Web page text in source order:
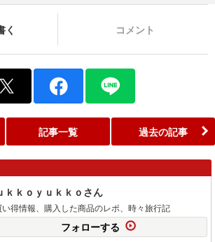
く コメント
記事一覧 過去の記事
ｋｋｏｙｕｋｋｏさん
い得情報、購入した商品のレポ、時々旅行記
フォローする